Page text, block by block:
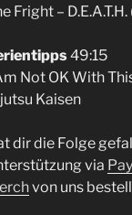
Fright –
49:15
Not OK With
Kaisen
dir die Folge
via
von uns